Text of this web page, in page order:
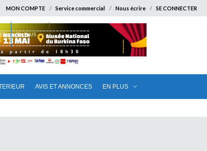
MON COMPTE Service commercial Nous écrire SE CONNECTER
AVIS ET ANNONCES EN PLUS
EN PLUS